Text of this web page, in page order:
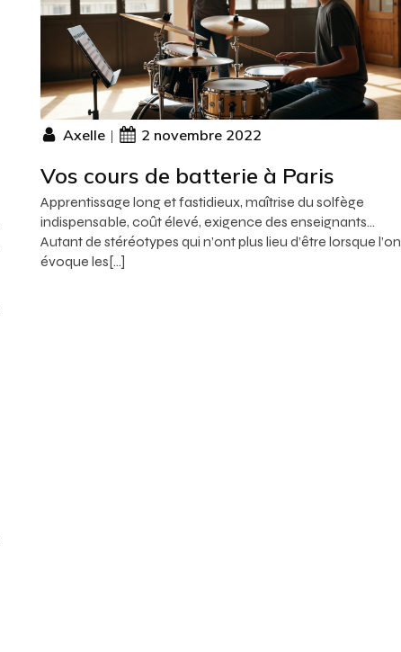
Axelle | 2 novembre 2022
Vos cours de batterie à Paris
Apprentissage long et fastidieux, maîtrise du solfège
indispensable, coût élevé, exigence des enseignants…
Autant de stéréotypes qui n’ont plus lieu d’être lorsque l’on
évoque les[…]